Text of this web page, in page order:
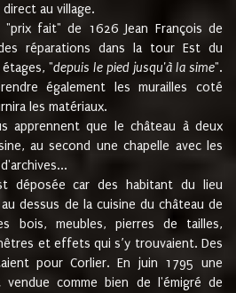
au village.
"prix fait" de 1626 Jean François de
réparations dans la tour Est du
"depuis le pied jusqu'à la sime".
également les murailles coté
les matériaux.
apprennent que le château à deux
au second une chapelle avec les
déposée car des habitant du lieu
dessus de la cuisine du château de
bois, meubles, pierres de tailles,
et effets qui s’y trouvaient. Des
pour Corlier. En juin 1795 une
comme bien de l'émigré de